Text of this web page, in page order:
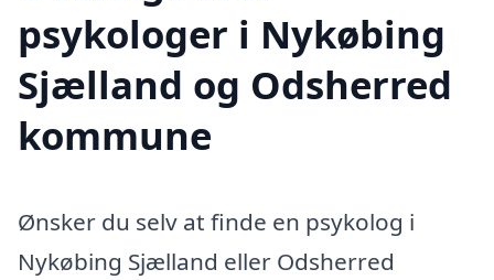
psykologer i Nykøbing
Sjælland og Odsherred
kommune
Ønsker du selv at finde en psykolog i
Nykøbing Sjælland eller Odsherred